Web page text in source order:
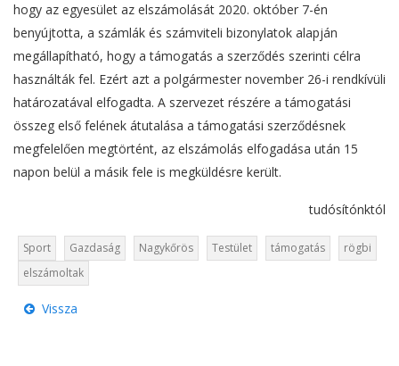
hogy az egyesület az elszámolását 2020. október 7-én
benyújtotta, a számlák és számviteli bizonylatok alapján
megállapítható, hogy a támogatás a szerződés szerinti célra
használták fel. Ezért azt a polgármester november 26-i rendkívüli
határozatával elfogadta. A szervezet részére a támogatási
összeg első felének átutalása a támogatási szerződésnek
megfelelően megtörtént, az elszámolás elfogadása után 15
napon belül a másik fele is megküldésre került.
tudósítónktól
Sport Gazdaság Nagykőrös Testület támogatás
rögbi
elszámoltak
Vissza